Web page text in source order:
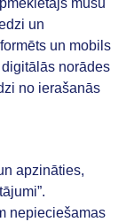
mūsu
un
un mobils
norādes
no ierašanās
apzināties,
nepieciešamas